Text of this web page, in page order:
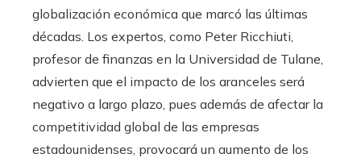
globalización económica que marcó las últimas
décadas. Los expertos, como Peter Ricchiuti,
profesor de finanzas en la Universidad de Tulane,
advierten que el impacto de los aranceles será
negativo a largo plazo, pues además de afectar la
competitividad global de las empresas
estadounidenses, provocará un aumento de los